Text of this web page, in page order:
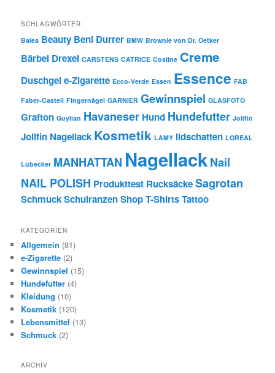
SCHLAGWÖRTER
Balea Beauty Beni Durrer BMW Brownie von Dr. Oetker
Bärbel Drexel CARSTENS CATRICE Cosline Creme
Duschgele-Zigarette Ecco-Verde Essen Essence FAB
Faber-Castell Fingernägel GARNIER Gewinnspiel GLASFOTO
Grafton Guylian Havaneser Hund Hundefutter Jolifin
Jolifin Nagellack Kosmetik LAMY lidschatten LOREAL
Lübecker MANHATTAN NagellackNail
NAIL POLISH Produkttest RucksäckeSagrotan
SchmuckSchulranzenShopT-ShirtsTattoo
KATEGORIEN
Allgemein (81)
e-Zigarette (2)
Gewinnspiel (15)
Hundefutter (4)
Kleidung (10)
Kosmetik (120)
Lebensmittel (13)
Schmuck (2)
ARCHIV